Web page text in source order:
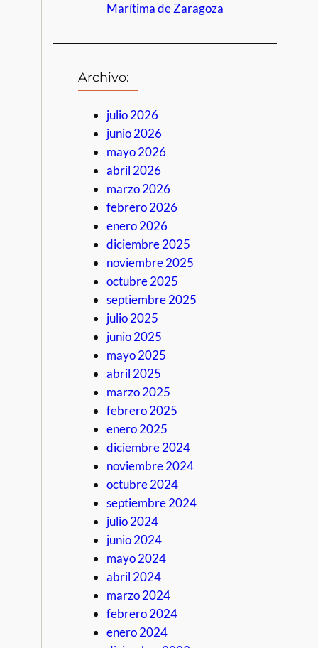
Marítima de Zaragoza
Archivo:
julio 2026
junio 2026
mayo 2026
abril 2026
marzo 2026
febrero 2026
enero 2026
diciembre 2025
noviembre 2025
octubre 2025
septiembre 2025
julio 2025
junio 2025
mayo 2025
abril 2025
marzo 2025
febrero 2025
enero 2025
diciembre 2024
noviembre 2024
octubre 2024
septiembre 2024
julio 2024
junio 2024
mayo 2024
abril 2024
marzo 2024
febrero 2024
enero 2024